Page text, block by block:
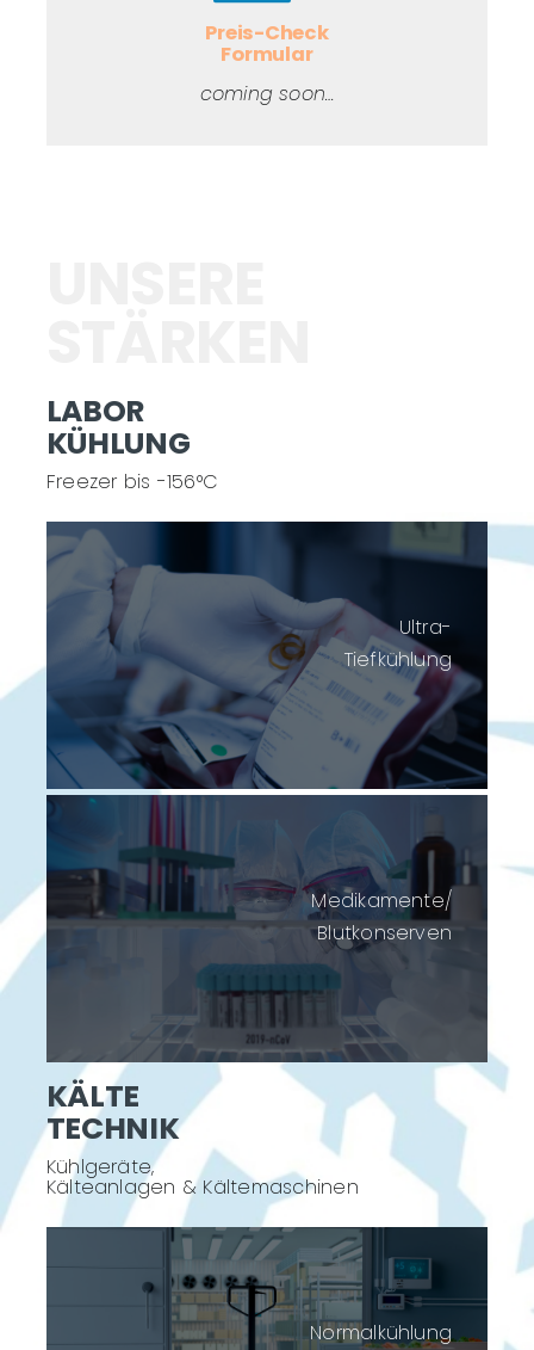
Preis-Check
Formular
coming soon…
LABOR
KÜHLUNG
Freezer bis -156°C
Ultra-
Tiefkühlung
Medikamente/
Blutkonserven
KÄLTE
TECHNIK
Kühlgeräte,
Kälteanlagen & Kältemaschinen
Normalkühlung